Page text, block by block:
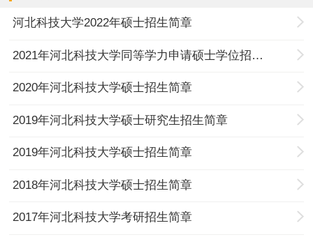
河北科技大学2022年硕士招生简章
2021年河北科技大学同等学力申请硕士学位招生简章
2020年河北科技大学硕士招生简章
2019年河北科技大学硕士研究生招生简章
2019年河北科技大学硕士招生简章
2018年河北科技大学硕士招生简章
2017年河北科技大学考研招生简章